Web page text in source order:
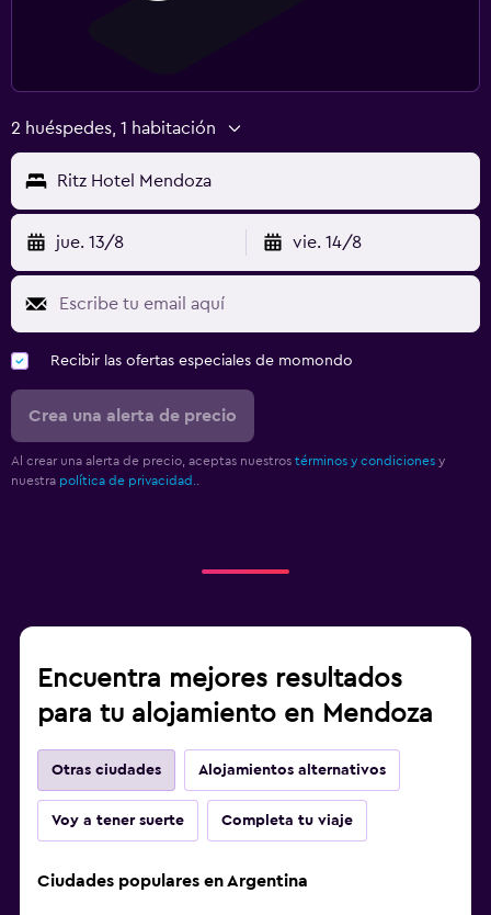
2 huéspedes, 1 habitación
Ritz Hotel Mendoza
jue. 13/8 vie. 14/8
Recibir las ofertas especiales de momondo
Crea una alerta de precio
Al crear una alerta de precio, aceptas nuestros términos y condiciones y
nuestra política de privacidad.
Encuentra mejores resultados
para tu alojamiento en Mendoza
Otras ciudades Alojamientos alternativos
Voy a tener suerte Completa tu viaje
Ciudades populares en Argentina